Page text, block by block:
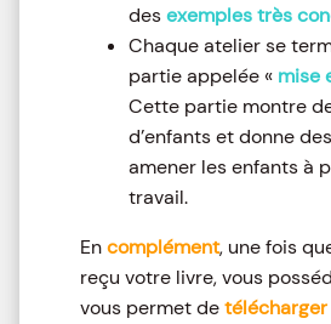
desexemplestrès
Chaque atelier se
partie appelée « mise
Cette partie montre
d’enfants et donne
amener les enfants à
travail.
Encomplément, une fois
reçu votre livre, vous
vous permet de